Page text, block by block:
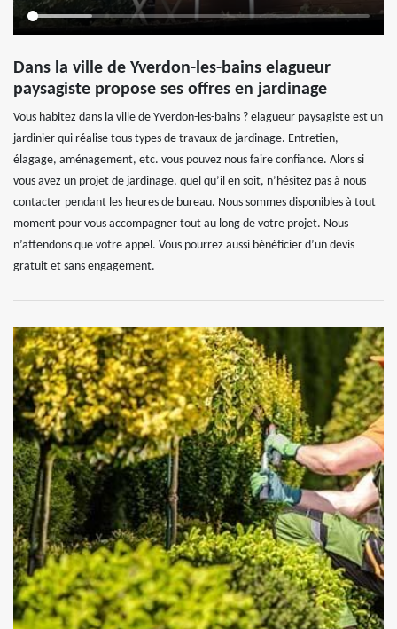
Dans la ville de Yverdon-les-bains elagueur
paysagiste propose ses offres en jardinage
Vous habitez dans la ville de Yverdon-les-bains ? elagueur paysagiste est un
jardinier qui réalise tous types de travaux de jardinage. Entretien,
élagage, aménagement, etc. vous pouvez nous faire confiance. Alors si
vous avez un projet de jardinage, quel qu’il en soit, n’hésitez pas à nous
contacter pendant les heures de bureau. Nous sommes disponibles à tout
moment pour vous accompagner tout au long de votre projet. Nous
n’attendons que votre appel. Vous pourrez aussi bénéficier d’un devis
gratuit et sans engagement.